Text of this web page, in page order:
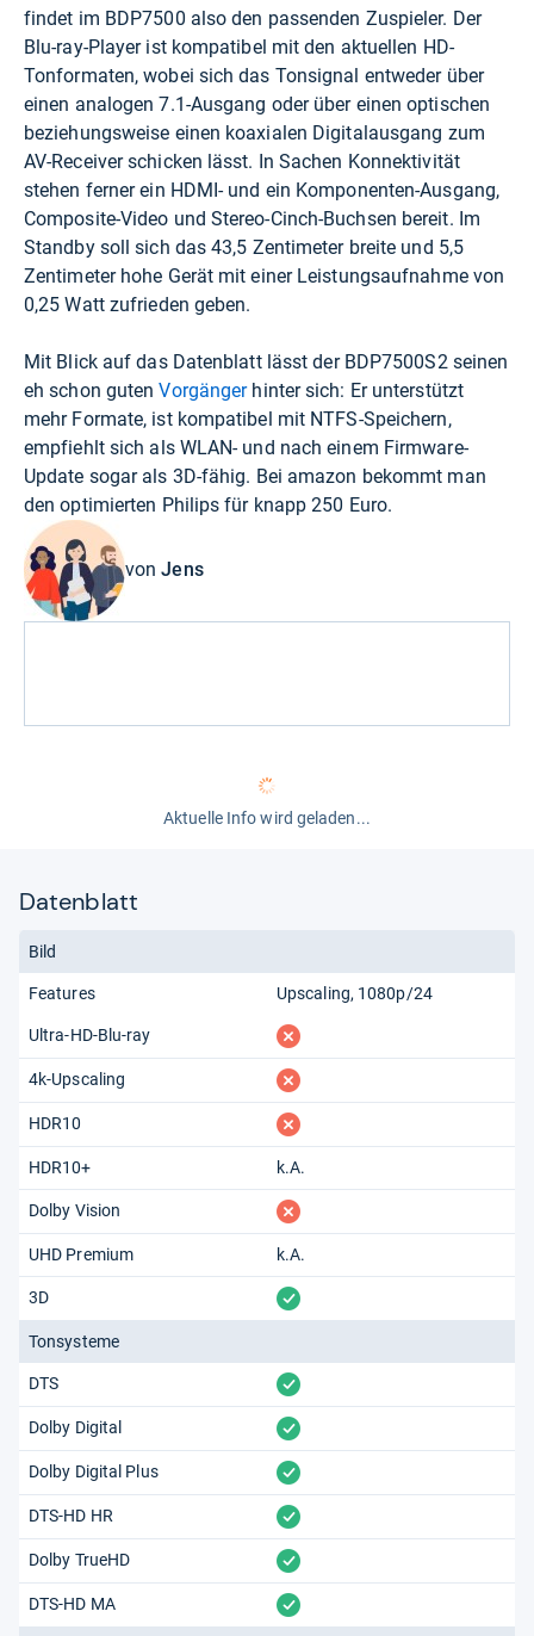
findet im BDP7500 also den passenden Zuspieler. Der
Blu-ray-Player ist kompatibel mit den aktuellen HD-
Tonformaten, wobei sich das Tonsignal entweder über
einen analogen 7.1-Ausgang oder über einen optischen
beziehungsweise einen koaxialen Digitalausgang zum
AV-Receiver schicken lässt. In Sachen Konnektivität
stehen ferner ein HDMI- und ein Komponenten-Ausgang,
Composite-Video und Stereo-Cinch-Buchsen bereit. Im
Standby soll sich das 43,5 Zentimeter breite und 5,5
Zentimeter hohe Gerät mit einer Leistungsaufnahme von
0,25 Watt zufrieden geben.
Mit Blick auf das Datenblatt lässt der BDP7500S2 seinen
eh schon gutenVorgängerhinter sich: Er unterstützt
mehr Formate, ist kompatibel mit NTFS-Speichern,
empfiehlt sich als WLAN- und nach einem Firmware-
Update sogar als 3D-fähig. Bei amazon bekommt man
den optimierten Philips für knapp 250 Euro.
vonJens
Aktuelle Info wird geladen...
Datenblatt
Features Upscaling 1080p/24
Bild
Ultra-HD-Blu-ray fehlt
4k-Upscaling fehlt
HDR10 fehlt
HDR10+ k.A.
Dolby Vision fehlt
UHD Premium k.A.
3D vorhanden
Tonsysteme
DTS vorhanden
Dolby Digital vorhanden
Dolby Digital Plus vorhanden
DTS-HD HR vorhanden
Dolby TrueHD vorhanden
DTS-HD MA vorhanden